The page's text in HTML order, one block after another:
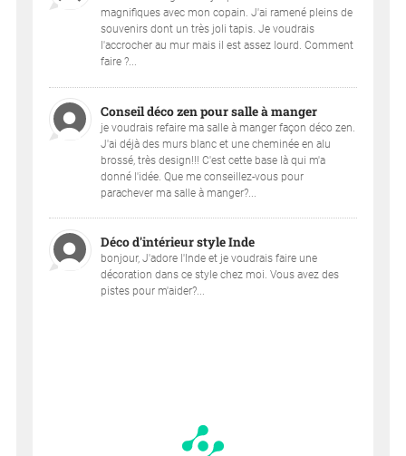
magnifiques avec mon copain. J'ai ramené pleins de
souvenirs dont un très joli tapis. Je voudrais
l'accrocher au mur mais il est assez lourd. Comment
faire ?...
Conseil déco zen pour salle à manger
je voudrais refaire ma salle à manger façon déco zen.
J'ai déjà des murs blanc et une cheminée en alu
brossé, très design!!! C'est cette base là qui m'a
donné l'idée. Que me conseillez-vous pour
parachever ma salle à manger?...
Déco d'intérieur style Inde
bonjour, J'adore l'Inde et je voudrais faire une
décoration dans ce style chez moi. Vous avez des
pistes pour m'aider?...